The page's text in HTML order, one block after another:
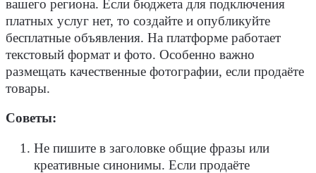
вашего региона. Если бюджета для подключения
платных услуг нет, то создайте и опубликуйте
бесплатные объявления. На платформе работает
текстовый формат и фото. Особенно важно
размещать качественные фотографии, если продаёте
товары.
Советы:
Не пишите в заголовке общие фразы или
креативные синонимы. Если продаёте